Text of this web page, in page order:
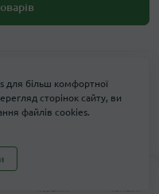
Порівняти Контакти
для більш комфортної
сторінок сайту, ви
файлів cookies.